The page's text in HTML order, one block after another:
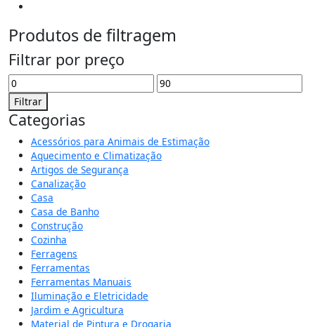
Produtos de filtragem
Filtrar por preço
Filtrar
Categorias
Acessórios para Animais de Estimação
Aquecimento e Climatização
Artigos de Segurança
Canalização
Casa
Casa de Banho
Construção
Cozinha
Ferragens
Ferramentas
Ferramentas Manuais
Iluminação e Eletricidade
Jardim e Agricultura
Material de Pintura e Drogaria